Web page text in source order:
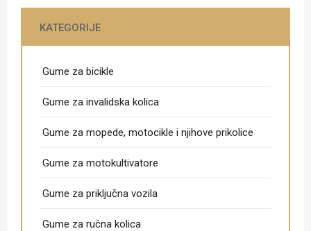
KATEGORIJE
Gume za bicikle
Gume za invalidska kolica
Gume za mopede, motocikle i njihove prikolice
Gume za motokultivatore
Gume za priključna vozila
Gume za ručna kolica